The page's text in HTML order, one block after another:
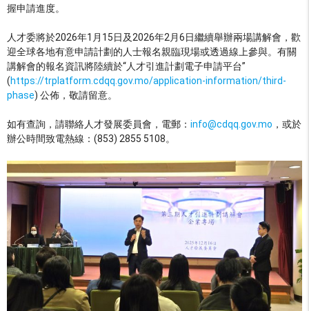
握申請進度。
人才委將於2026年1月15日及2026年2月6日繼續舉辦兩場講解會，歡
迎全球各地有意申請計劃的人士報名親臨現場或透過線上參與。有關
講解會的報名資訊將陸續於“人才引進計劃電子申請平台”
(https://trplatform.cdqq.gov.mo/application-information/third-
phase) 公佈，敬請留意。
如有查詢，請聯絡人才發展委員會，電郵： info@cdqq.gov.mo ，或於
辦公時間致電熱線：(853) 2855 5108。